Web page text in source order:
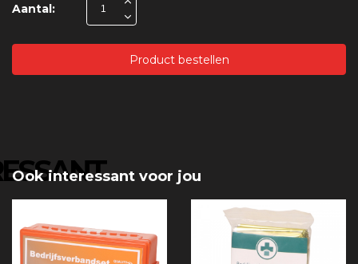
Aantal:
Product bestellen
Ook interessant voor jou